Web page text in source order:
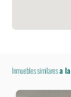
Inmuebles similaresa la